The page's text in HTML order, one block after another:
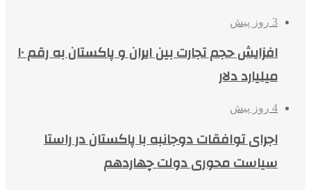
3 روز پیش
افزایش حجم تجارت بین ایران و پاکستان به رقم ۱۰
میلیارد دلار
4 روز پیش
اجرای توافقات دوجانبه با پاکستان در راستا
سیاست محوری دولت چهاردهم